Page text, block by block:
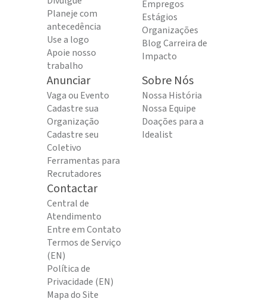
Planeje com
antecedência
Use a logo
Apoie nosso
trabalho
Empregos
Estágios
Organizações
Blog Carreira de
Impacto
Anunciar
Vaga ou Evento
Cadastre sua
Organização
Cadastre seu
Coletivo
Ferramentas para
Recrutadores
Sobre Nós
Nossa História
Nossa Equipe
Doações para a
Idealist
Contactar
Central de
Atendimento
Entre em Contato
Termos de Serviço
(EN)
Política de
Privacidade (EN)
Mapa do Site